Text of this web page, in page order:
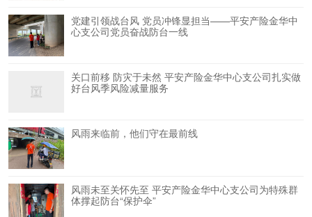
党建引领战台风 党员冲锋显担当——平安产险金华中
心支公司党员奋战防台一线
关口前移 防灾于未然 平安产险金华中心支公司扎实做
好台风季风险减量服务
风雨来临前，他们守在最前线
风雨未至关怀先至 平安产险金华中心支公司为特殊群
体撑起防台“保护伞”